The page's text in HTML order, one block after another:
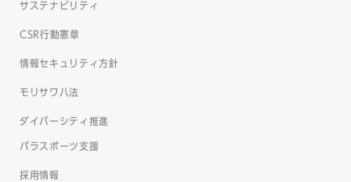
サステナビリティ
CSR行動憲章
情報セキュリティ方針
モリサワ八法
ダイバーシティ推進
パラスポーツ支援
採用情報